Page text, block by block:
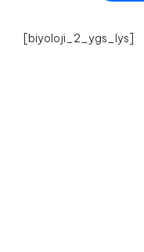
[biyoloji_2_ygs_lys]